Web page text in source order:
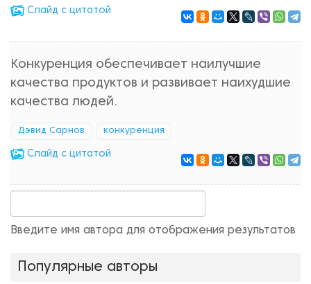
Cлайд с цитатой
Конкуренция обеспечивает наилучшие
качества продуктов и развивает наихудшие
качества людей.
Дэвид Сарнов конкуренция
Cлайд с цитатой
Введите имя автора для отображения результатов
Популярные авторы